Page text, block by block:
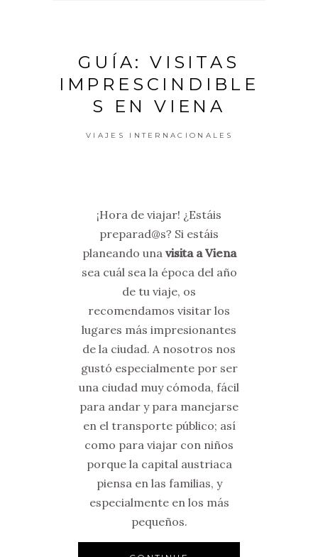
GUÍA: VISITAS
IMPRESCINDIBLE
S EN VIENA
VIAJES INTERNACIONALES
¡Hora de viajar! ¿Estáis
preparad@s? Si estáis
planeando una visita a Viena
sea cuál sea la época del año
de tu viaje, os
recomendamos visitar los
lugares más impresionantes
de la ciudad. A nosotros nos
gustó especialmente por ser
una ciudad muy cómoda, fácil
para andar y para manejarse
en el transporte público; así
como para viajar con niños
porque la capital austriaca
piensa en las familias, y
especialmente en los más
pequeños.